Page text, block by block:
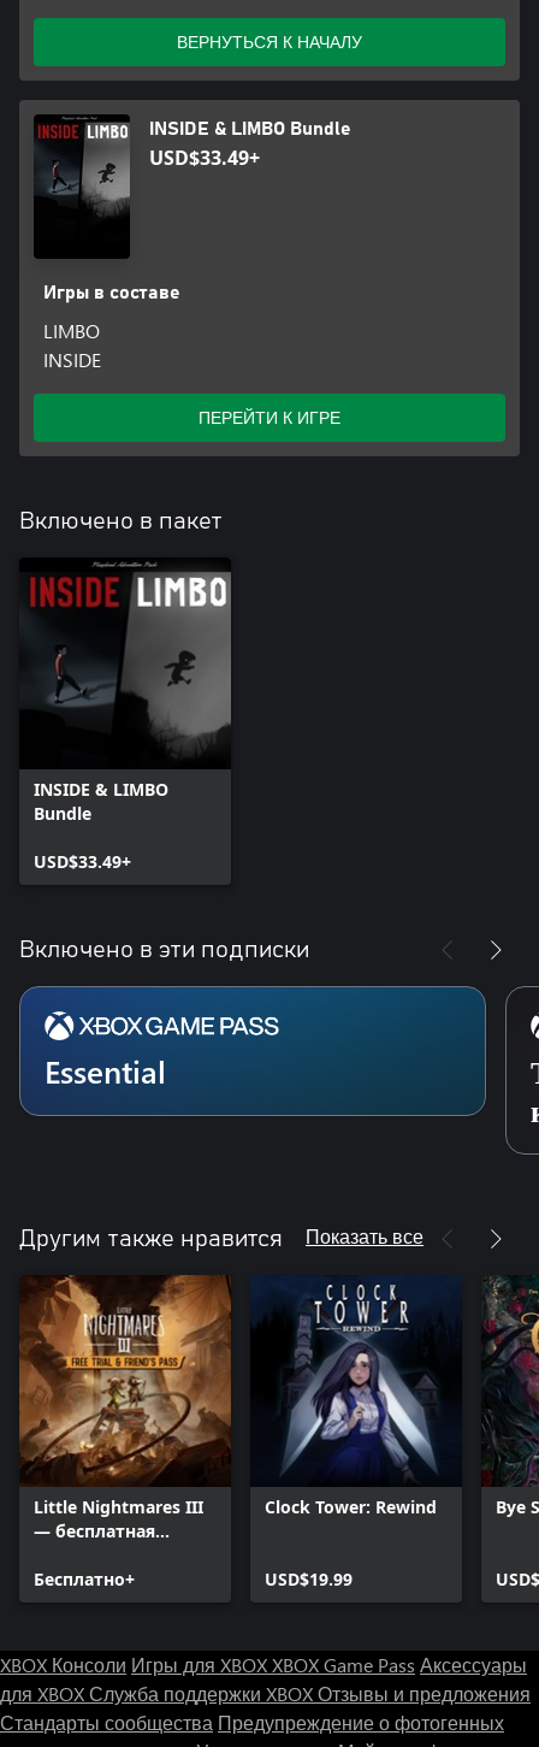
ВЕРНУТЬСЯ К НАЧАЛУ
INSIDE & LIMBO Bundle
USD$33.49+
Игры в составе
LIMBO
INSIDE
ПЕРЕЙТИ К ИГРЕ
Включено в пакет
INSIDE & LIMBO
Bundle
USD$33.49+
Включено в эти подписки
Essential
Другим также нравится Показать все
Little Nightmares III
— бесплатная
пропуском друга
Бесплатно+
Clock Tower: Rewind
USD$19.99
Bye
XBOX Консоли Игры для XBOXXBOX Game Pass Аксессуары
для XBOXСлужба поддержки XBOXОтзывы и предложения
Стандарты сообщества Предупреждение о фотогенных